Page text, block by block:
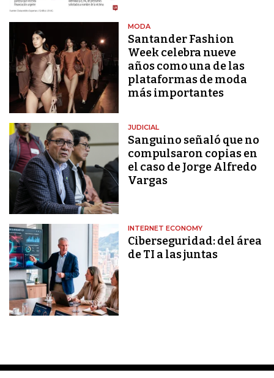
MODA
Santander Fashion
Week celebra nueve
años como una de las
plataformas de moda
más importantes
JUDICIAL
Sanguino señaló que no
compulsaron copias en
el caso de Jorge Alfredo
Vargas
INTERNET ECONOMY
Ciberseguridad: del área
de TI a las juntas